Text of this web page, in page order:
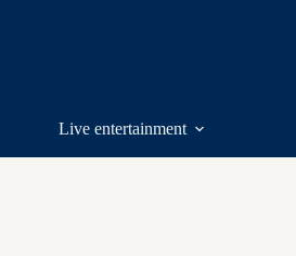
Live entertainment